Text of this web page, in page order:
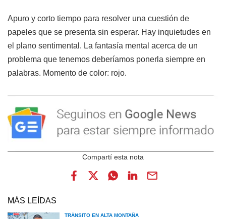
Apuro y corto tiempo para resolver una cuestión de
papeles que se presenta sin esperar. Hay inquietudes en
el plano sentimental. La fantasía mental acerca de un
problema que tenemos deberíamos ponerla siempre en
palabras. Momento de color: rojo.
MÁS LEÍDAS
TRÁNSITO EN ALTA MONTAÑA